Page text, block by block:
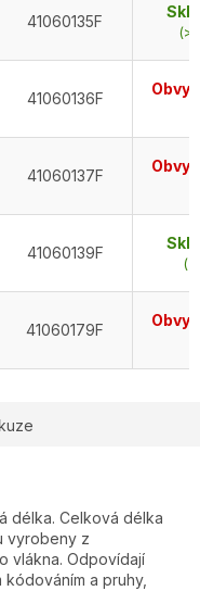
41060135F
41060136F
41060137F
41060139F
(2
41060179F
délka. Celková délka
vyrobeny z
vlákna. Odpovídají
kódováním a pruhy,